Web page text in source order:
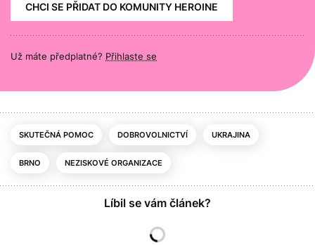
CHCI SE PŘIDAT DO KOMUNITY HEROINE
Už máte předplatné? Přihlaste se
SKUTEČNÁ POMOC DOBROVOLNICTVÍ UKRAJINA
BRNO NEZISKOVÉ ORGANIZACE
Líbil se vám článek?